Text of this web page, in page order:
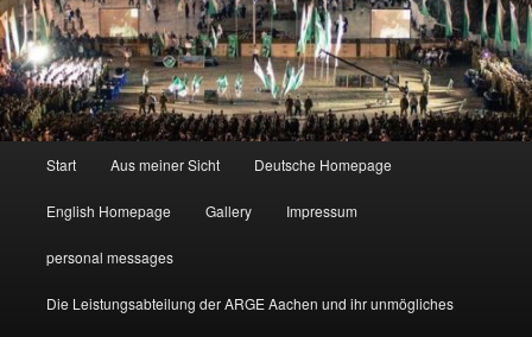
Start Aus meiner Sicht Deutsche Homepage
English Homepage Gallery Impressum
personal messages
Die Leistungsabteilung der ARGE Aachen und ihr unmögliches